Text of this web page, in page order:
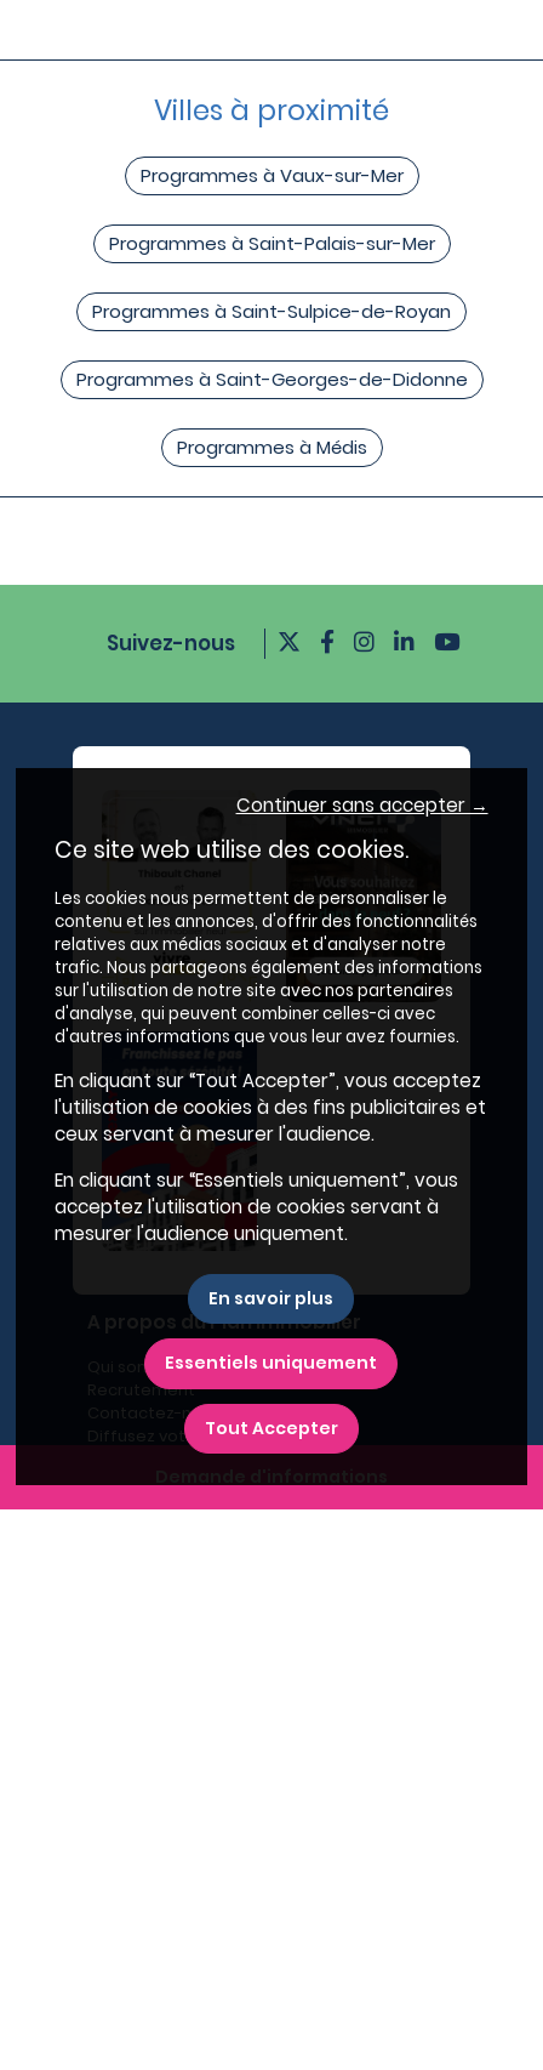
Villes à proximité
Programmes à Vaux-sur-Mer
Programmes à Saint-Palais-sur-Mer
Programmes à Saint-Sulpice-de-Royan
Programmes à Saint-Georges-de-Didonne
Programmes à Médis
Suivez-nous
A propos du Plan Immobilier
Qui sommes-nous ?
Recrutement
Contactez-nous
Diffusez votre programme
Inscrivez-vous à la newsletter,
Continuer sans accepter →
Ce site web utilise des cookies.
Les cookies nous permettent de personnaliser le
contenu et les annonces, d'offrir des fonctionnalités
relatives aux médias sociaux et d'analyser notre
trafic. Nous partageons également des informations
sur l'utilisation de notre site avec nos partenaires
d'analyse, qui peuvent combiner celles-ci avec
d'autres informations que vous leur avez fournies.
En cliquant sur “Tout Accepter”, vous acceptez
l'utilisation de cookies à des fins publicitaires et
ceux servant à mesurer l'audience.
En cliquant sur “Essentiels uniquement”, vous
acceptez l'utilisation de cookies servant à
mesurer l'audience uniquement.
En savoir plus
Essentiels uniquement
Tout Accepter